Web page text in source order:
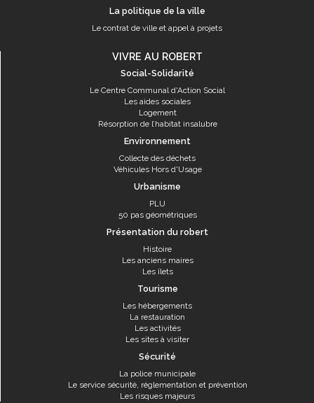
La politique de la ville
Le contrat de ville et appel à projets
VIVRE AU ROBERT
Social-Solidarité
Le Centre Communal d'Action Social
Les aides sociales
Logement
Résorption de l’habitat insalubre
Environnement
Collecte des déchets
Véhicules Hors d'Usage
Urbanisme
PLU
50 pas géométriques
Présentation du robert
Histoire
Les anciens maires
Les îlets
Tourisme
Les hébergements
La restauration
Les activités
Les sites à visiter
Sécurité
La police municipale
Le service sécurité, réglementation et prévention
Les risques majeurs